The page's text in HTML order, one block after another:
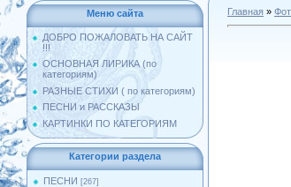
Меню сайта
ДОБРО ПОЖАЛОВАТЬ НА САЙТ
!!!
ОСНОВНАЯ ЛИРИКА (по
категориям)
РАЗНЫЕ СТИХИ ( по категориям)
ПЕСНИ и РАССКАЗЫ
КАРТИНКИ ПО КАТЕГОРИЯМ
Категории раздела
ПЕСНИ [267]
Главная »